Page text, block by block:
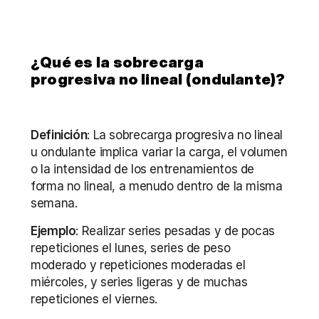
¿Qué es la sobrecarga
progresiva no lineal (ondulante)?
Definición: La sobrecarga progresiva no lineal
u ondulante implica variar la carga, el volumen
o la intensidad de los entrenamientos de
forma no lineal, a menudo dentro de la misma
semana.
Ejemplo: Realizar series pesadas y de pocas
repeticiones el lunes, series de peso
moderado y repeticiones moderadas el
miércoles, y series ligeras y de muchas
repeticiones el viernes.